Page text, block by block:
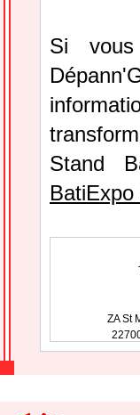
Si
Stand
ZA St